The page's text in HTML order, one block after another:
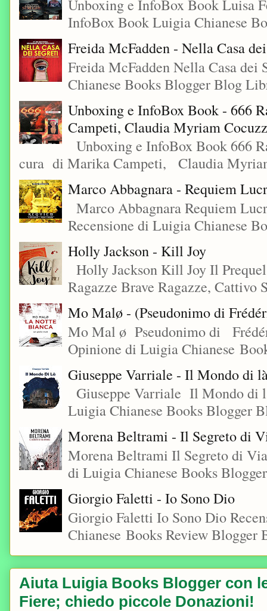
Unboxing e InfoBox Book Luisa
InfoBox Book Luigia Chianese
Freida McFadden - Nella Casa
Freida McFadden Nella Casa
Chianese Books Blogger Blog
Unboxing e InfoBox Book - 666
Campeti, Claudia Myriam
Unboxing e InfoBox Book 666
cura di Marika Campeti, Claudia
Marco Abbagnara - Requiem
Marco Abbagnara Requiem
Recensione di Luigia Chianese
Holly Jackson - Kill Joy
Holly Jackson Kill Joy Il
Ragazze Brave Ragazze, Cattivo
Mo Malø - (Pseudonimo di
Mo Mal ø Pseudonimo di
Opinione di Luigia Chianese
Giuseppe Varriale - Il Mondo di
Giuseppe Varriale Il Mondo di
Luigia Chianese Books
Morena Beltrami - Il Segreto di
Morena Beltrami Il Segreto di
di Luigia Chianese Books
Giorgio Faletti - Io Sono Dio
Giorgio Faletti Io Sono Dio
Chianese Books Review
Aiuta Luigia Books Blogger con
Fiere; chiedo piccole Donazioni!